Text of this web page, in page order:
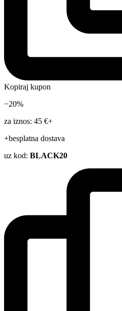
Kopiraj kupon
−20%
za iznos: 45 €+
+besplatna dostava
uz kod: BLACK20